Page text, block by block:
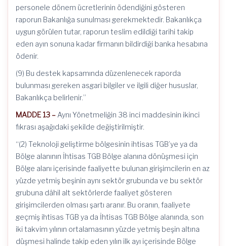
personele dönem ücretlerinin ödendiğini gösteren
raporun Bakanlığa sunulması gerekmektedir. Bakanlıkça
uygun görülen tutar, raporun teslim edildiği tarihi takip
eden ayın sonuna kadar firmanın bildirdiği banka hesabına
ödenir.
(9) Bu destek kapsamında düzenlenecek raporda
bulunması gereken asgari bilgiler ve ilgili diğer hususlar,
Bakanlıkça belirlenir.”
MADDE 13 – Aynı Yönetmeliğin 38 inci maddesinin ikinci
fıkrası aşağıdaki şekilde değiştirilmiştir.
“(2) Teknoloji geliştirme bölgesinin ihtisas TGB’ye ya da
Bölge alanının İhtisas TGB Bölge alanına dönüşmesi için
Bölge alanı içerisinde faaliyette bulunan girişimcilerin en az
yüzde yetmiş beşinin aynı sektör grubunda ve bu sektör
grubuna dâhil alt sektörlerde faaliyet gösteren
girişimcilerden olması şartı aranır. Bu oranın, faaliyete
geçmiş ihtisas TGB ya da İhtisas TGB Bölge alanında, son
iki takvim yılının ortalamasının yüzde yetmiş beşin altına
düşmesi halinde takip eden yılın ilk ayı içerisinde Bölge